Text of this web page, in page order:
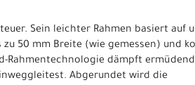
Sein leichter Rahmen basiert auf
50 mm Breite (wie gemessen) und
Rahmentechnologie dämpft
Abgerundet wird die